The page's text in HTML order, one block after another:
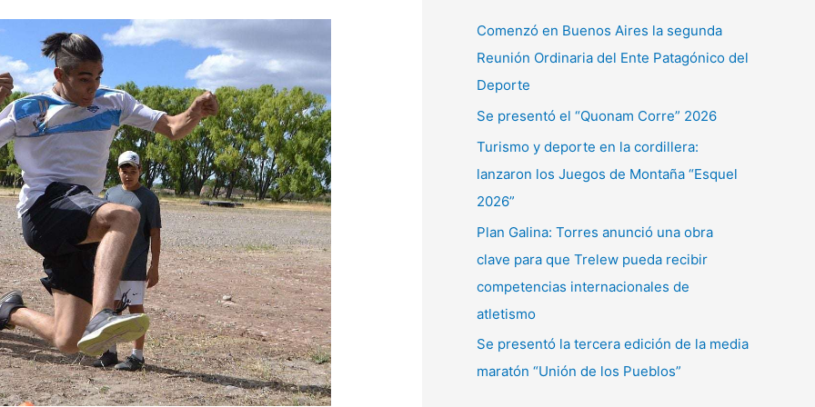
a
r
p
Comenzó en Buenos Aires la segunda
Reunión Ordinaria del Ente Patagónico del
Deporte
Se presentó el “Quonam Corre” 2026
Turismo y deporte en la cordillera:
lanzaron los Juegos de Montaña “Esquel
2026”
Plan Galina: Torres anunció una obra
clave para que Trelew pueda recibir
competencias internacionales de
atletismo
Se presentó la tercera edición de la media
maratón “Unión de los Pueblos”